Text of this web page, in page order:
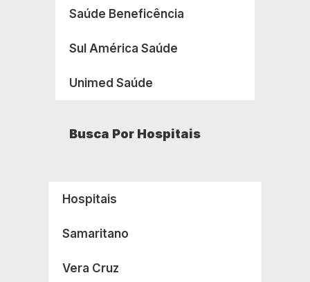
Saúde Beneficência
Sul América Saúde
Unimed Saúde
Busca Por Hospitais
Hospitais
Samaritano
Vera Cruz